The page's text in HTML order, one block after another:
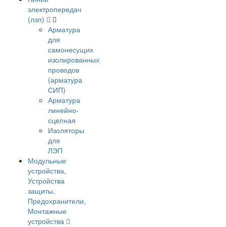
электропередач
(лэп)
Арматура
для
самонесущих
изолированных
проводов
(арматура
СИП)
Арматура
линейно-
сцепная
Изоляторы
для
ЛЭП
Модульные
устройства,
Устройства
защиты,
Предохранители,
Монтажные
устройства